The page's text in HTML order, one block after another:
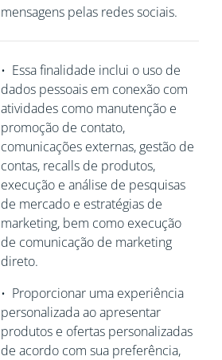
mensagens pelas redes sociais.
• Essa finalidade inclui o uso de
dados pessoais em conexão com
atividades como manutenção e
promoção de contato,
comunicações externas, gestão de
contas, recalls de produtos,
execução e análise de pesquisas
de mercado e estratégias de
marketing, bem como execução
de comunicação de marketing
direto.
• Proporcionar uma experiência
personalizada ao apresentar
produtos e ofertas personalizadas
de acordo com sua preferência,